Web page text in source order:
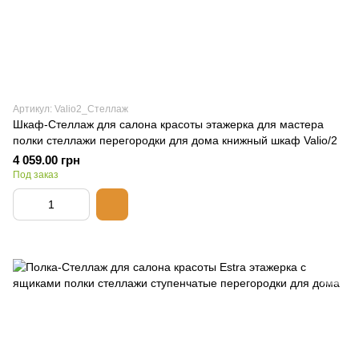
Артикул: Valio2_Стеллаж
Шкаф-Стеллаж для салона красоты этажерка для мастера
полки стеллажи перегородки для дома книжный шкаф Valio/2
4 059.00 грн
Под заказ